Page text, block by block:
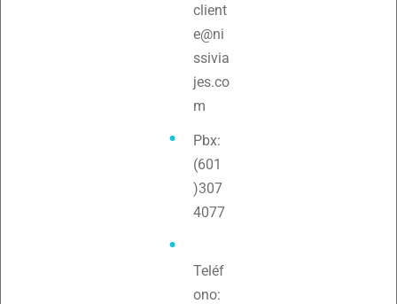
client
e@ni
ssivia
jes.co
m
Pbx:
(601
)307
4077
Teléf
ono: